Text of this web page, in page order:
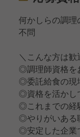
何かしらの調
不問
＼こんな方は歓
◎調理師資格を
◎委託給食の現
◎資格を活かし
◎これまでの経
◎やりがいある
◎安定した企業